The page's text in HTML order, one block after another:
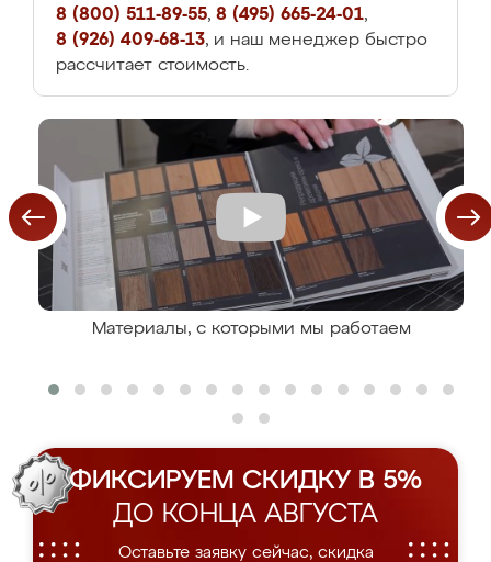
8 (800) 511-89-55, 8 (495) 665-24-01,
8 (926) 409-68-13, и наш менеджер быстро
рассчитает стоимость.
Материалы, с которыми мы работаем
ФИКСИРУЕМ СКИДКУ В 5%
ДО КОНЦА АВГУСТА
Оставьте заявку сейчас, скидка